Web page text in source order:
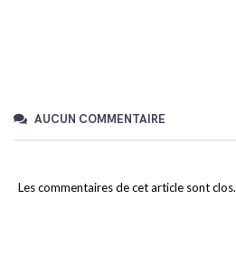
AUCUN COMMENTAIRE
Les commentaires de cet article sont clos.